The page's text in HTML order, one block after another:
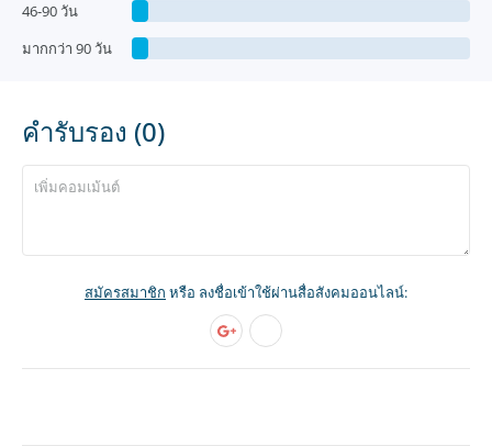
46-90 วัน
มากกว่า 90 วัน
คำรับรอง (0)
สมัครสมาชิก หรือ ลงชื่อเข้าใช้ผ่านสื่อสังคมออนไลน์: